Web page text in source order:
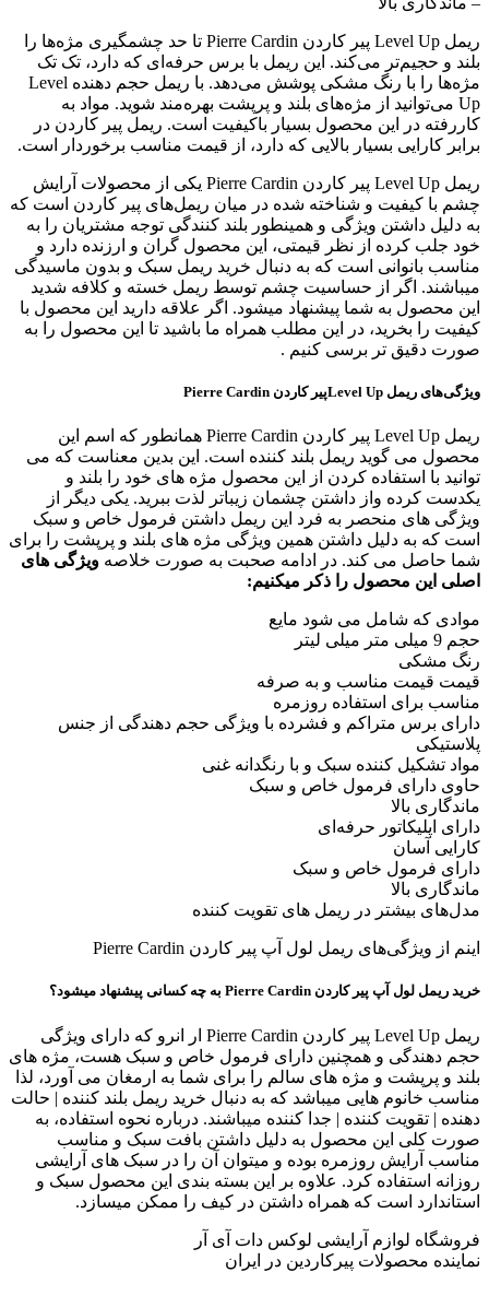
ریمل Level Up پیر کاردن Pierre Cardin تا حد چشمگیری مژه‌ها را
بلند و حجیم‌تر می‌کند. این ریمل با برس حرفه‌ای که دارد، تک تک
مژه‌ها را با رنگ مشکی پوشش می‌دهد. با ریمل حجم دهنده Level
Up می‌توانید از مژه‌های بلند و پرپشت بهره‌مند شوید. مواد به
کاررفته در این محصول بسیار باکیفیت است. ریمل پیر کاردن در
برابر کارایی بسیار بالایی که دارد، از قیمت مناسب برخوردار است.
ریمل Level Up پیر کاردن Pierre Cardin یکی از محصولات آرایش
چشم با کیفیت و شناخته شده در میان ریمل‌های پیر کاردن است که
به دلیل داشتن ویژگی و همینطور بلند کنندگی توجه مشتریان را به
خود جلب کرده از نظر قیمتی، این محصول گران و ارزنده دارد و
مناسب بانوانی است که به دنبال خرید ریمل سبک و بدون ماسیدگی
میباشند. اگر از حساسیت چشم توسط ریمل خسته و کلافه شدید
این محصول به شما پیشنهاد میشود. اگر علاقه دارید این محصول با
کیفیت را بخرید، در این مطلب همراه ما باشید تا این محصول را به
صورت دقیق تر برسی کنیم .
ویژگی‌های ریمل Level Upپیر کاردن Pierre Cardin
ریمل Level Up پیر کاردن Pierre Cardin همانطور که اسم این
محصول می گوید ریمل بلند کننده است. این بدین معناست که می
توانید با استفاده کردن از این محصول مژه های خود را بلند و
یکدست کرده واز داشتن چشمان زیباتر لذت ببرید. یکی دیگر از
ویژگی های منحصر به فرد این ریمل داشتن فرمول خاص و سبک
است که به دلیل داشتن همین ویژگی مژه های بلند و پرپشت را برای
شما حاصل می کند. در ادامه صحبت به صورت خلاصه ویژگی های
اصلی این محصول را ذکر میکنیم:
موادی که شامل می شود مایع
حجم 9 میلی متر میلی لیتر
رنگ مشکی
قیمت قیمت مناسب و به صرفه
مناسب برای استفاده روزمره
دارای برس متراکم و فشرده با ویژگی حجم دهندگی از جنس
پلاستیکی
مواد تشکیل کننده سبک و با رنگدانه غنی
حاوی دارای فرمول خاص و سبک
ماندگاری بالا
دارای اپلیکاتور حرفه‌ای
کارایی آسان
دارای فرمول خاص و سبک
ماندگاری بالا
مدل‌های بیشتر در ریمل های تقویت کننده
اینم از ویژگی‌های ریمل لول آپ پیر کاردن Pierre Cardin
خرید ریمل لول آپ پیر کاردن Pierre Cardin به چه کسانی پیشنهاد میشود؟
ریمل Level Up پیر کاردن Pierre Cardin ار انرو که دارای ویژگی
حجم دهندگی و همچنین دارای فرمول خاص و سبک هست، مژه های
بلند و پرپشت و مژه های سالم را برای شما به ارمغان می آورد، لذا
مناسب خانوم هایی میباشد که به دنبال خرید ریمل بلند کننده | حالت
دهنده | تقویت کننده | جدا کننده میباشند. درباره نحوه استفاده، به
صورت کلی این محصول به دلیل داشتن بافت سبک و مناسب
مناسب آرایش روزمره بوده و میتوان آن را در سبک های آرایشی
روزانه استفاده کرد. علاوه بر این بسته بندی این محصول سبک و
استاندارد است که همراه داشتن در کیف را ممکن میسازد.
فروشگاه لوازم آرایشی لوکس دات آی آر
نماینده محصولات پیرکاردین در ایران